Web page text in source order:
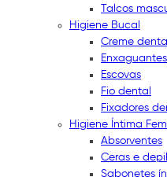
Talcos
Higiene Bucal
Creme dental
Enxaguantes
Escovas
Fio dental
Fixadores
Higiene Íntima
Absorventes
Ceras e
Sabonetes